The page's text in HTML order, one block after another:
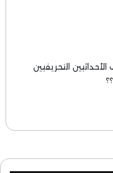
التحريفيين